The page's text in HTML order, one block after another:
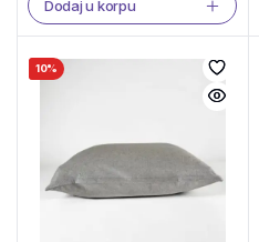
Dodaj u korpu
10%